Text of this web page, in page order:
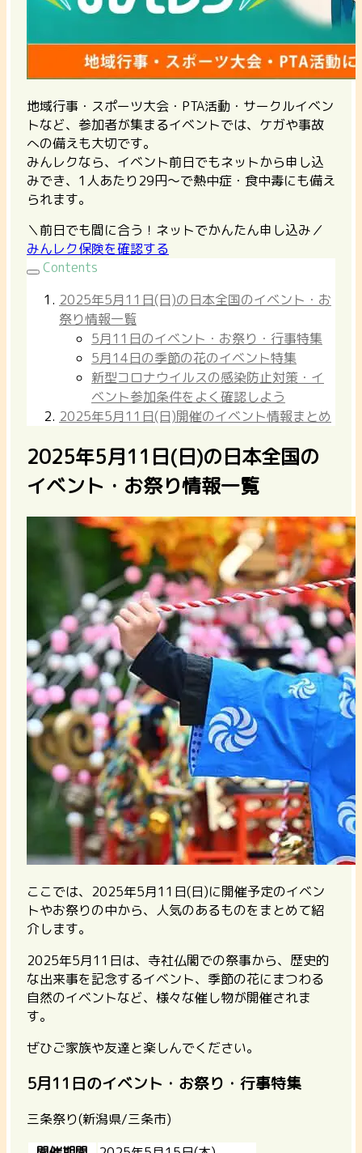
地域行事・スポーツ大会・PTA活動・サークルイベン
トなど、参加者が集まるイベントでは、ケガや事故
への備えも大切です。
みんレクなら、イベント前日でもネットから申し込
みでき、1人あたり29円〜で熱中症・食中毒にも備え
られます。
＼前日でも間に合う！ネットでかんたん申し込み／
みんレク保険を確認する
Contents
2025年5月11日(日)の日本全国のイベント・お
祭り情報一覧
5月11日のイベント・お祭り・行事特集
5月14日の季節の花のイベント特集
新型コロナウイルスの感染防止対策・イ
ベント参加条件をよく確認しよう
2025年5月11日(日)開催のイベント情報まとめ
2025年5月11日(日)の日本全国の
イベント・お祭り情報一覧
ここでは、2025年5月11日(日)に開催予定のイベン
トやお祭りの中から、人気のあるものをまとめて紹
介します。
2025年5月11日は、寺社仏閣での祭事から、歴史的
な出来事を記念するイベント、季節の花にまつわる
自然のイベントなど、様々な催し物が開催されま
す。
ぜひご家族や友達と楽しんでください。
5月11日のイベント・お祭り・行事特集
三条祭り(新潟県/三条市)